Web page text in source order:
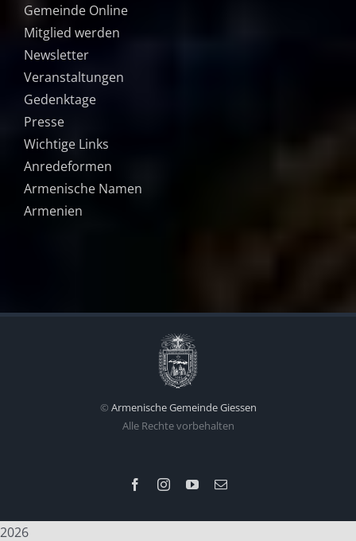
Gemeinde Online
Mitglied werden
Newsletter
Veranstaltungen
Gedenktage
Presse
Wichtige Links
Anredeformen
Armenische Namen
Armenien
© Armenische Gemeinde Giessen
Alle Rechte vorbehalten
FacebookInstagramYouTube
E-
2026